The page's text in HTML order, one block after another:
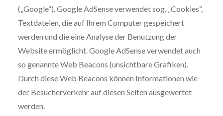
(„Google“). Google AdSense verwendet sog. „Cookies“,
Textdateien, die auf Ihrem Computer gespeichert
werden und die eine Analyse der Benutzung der
Website ermöglicht. Google AdSense verwendet auch
so genannte Web Beacons (unsichtbare Grafiken).
Durch diese Web Beacons können Informationen wie
der Besucherverkehr auf diesen Seiten ausgewertet
werden.